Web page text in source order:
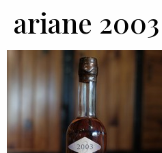
ariane 2003